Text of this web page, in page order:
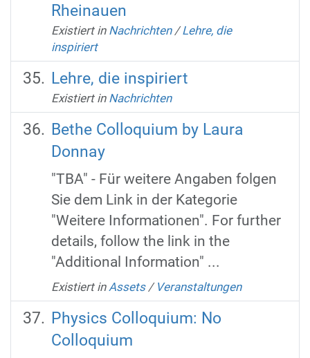
Rheinauen
Existiert in Nachrichten /Lehre, die
inspiriert
Lehre, die inspiriert
Existiert in Nachrichten
Bethe Colloquium by Laura
Donnay
"TBA" - Für weitere Angaben folgen
Sie dem Link in der Kategorie
"Weitere Informationen". For further
details, follow the link in the
"Additional Information" ...
Existiert in Assets / Veranstaltungen
Physics Colloquium: No
Colloquium